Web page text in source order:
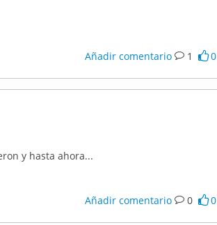
Añadir comentario 1 0
y hasta ahora...
Añadir comentario 0 0